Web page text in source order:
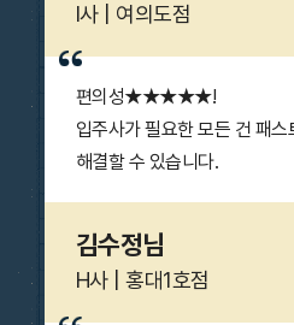
I사 | 여의도점
편의성★★★★★!
입주사가 필요한모든 건 패스
해결할 수 있습니다.
김수정님
H사 | 홍대1호점